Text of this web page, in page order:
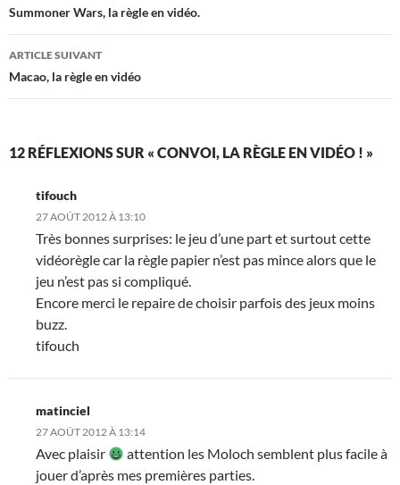
des
articles
Summoner Wars, la règle en vidéo.
ARTICLE SUIVANT
Macao, la règle en vidéo
12 RÉFLEXIONS SUR « CONVOI, LA RÈGLE EN VIDÉO ! »
tifouch
27 AOÛT 2012 À 13:10
Très bonnes surprises: le jeu d’une part et surtout cette
vidéorègle car la règle papier n’est pas mince alors que le
jeu n’est pas si compliqué.
Encore merci le repaire de choisir parfois des jeux moins
buzz.
tifouch
matinciel
27 AOÛT 2012 À 13:14
Avec plaisir
attention les Moloch semblent plus facile à
jouer d’après mes premières parties.